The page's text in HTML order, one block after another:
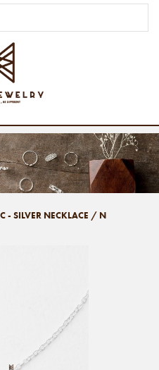
- SILVER NECKLACE / N